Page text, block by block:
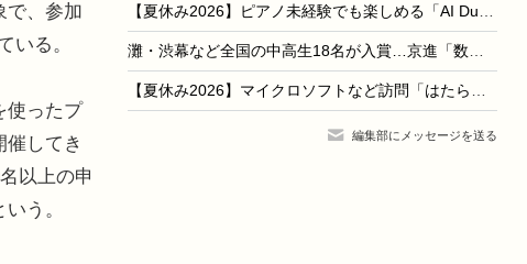
【夏休み2026】ピアノ未経験でも楽しめる「AI Duo Piano」横浜みなとみらい8/31まで
灘・渋幕など全国の中高生18名が入賞…京進「数学解法コンテスト」結果発表
【夏休み2026】マイクロソフトなど訪問「はたらくえすと」8/24-29…大学生対象
編集部にメッセージを送る
で、参加
いる。
使ったプ
催してき
以上の申
う。